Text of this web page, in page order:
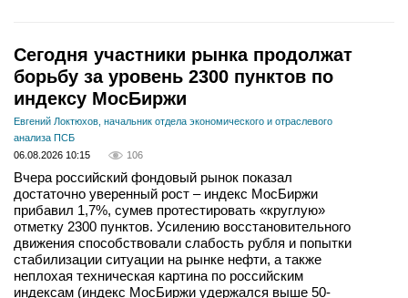
Сегодня участники рынка продолжат
борьбу за уровень 2300 пунктов по
индексу МосБиржи
Евгений Локтюхов, начальник отдела экономического и отраслевого
анализа ПСБ
06.08.2026 10:15
106
Вчера российский фондовый рынок показал
достаточно уверенный рост – индекс МосБиржи
прибавил 1,7%, сумев протестировать «круглую»
отметку 2300 пунктов. Усилению восстановительного
движения способствовали слабость рубля и попытки
стабилизации ситуации на рынке нефти, а также
неплохая техническая картина по российским
индексам (индекс МосБиржи удержался выше 50-